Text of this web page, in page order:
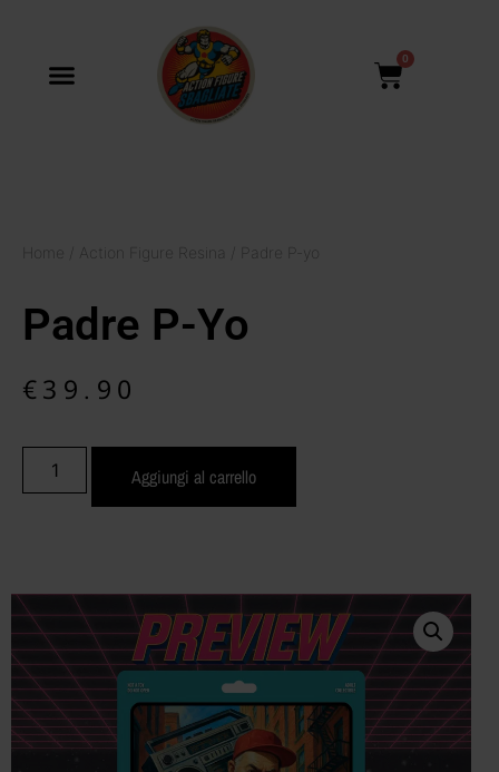
0
Home Action Figure Resina / Padre P-yo
Padre P-Yo
€39.90
Aggiungi al carrello